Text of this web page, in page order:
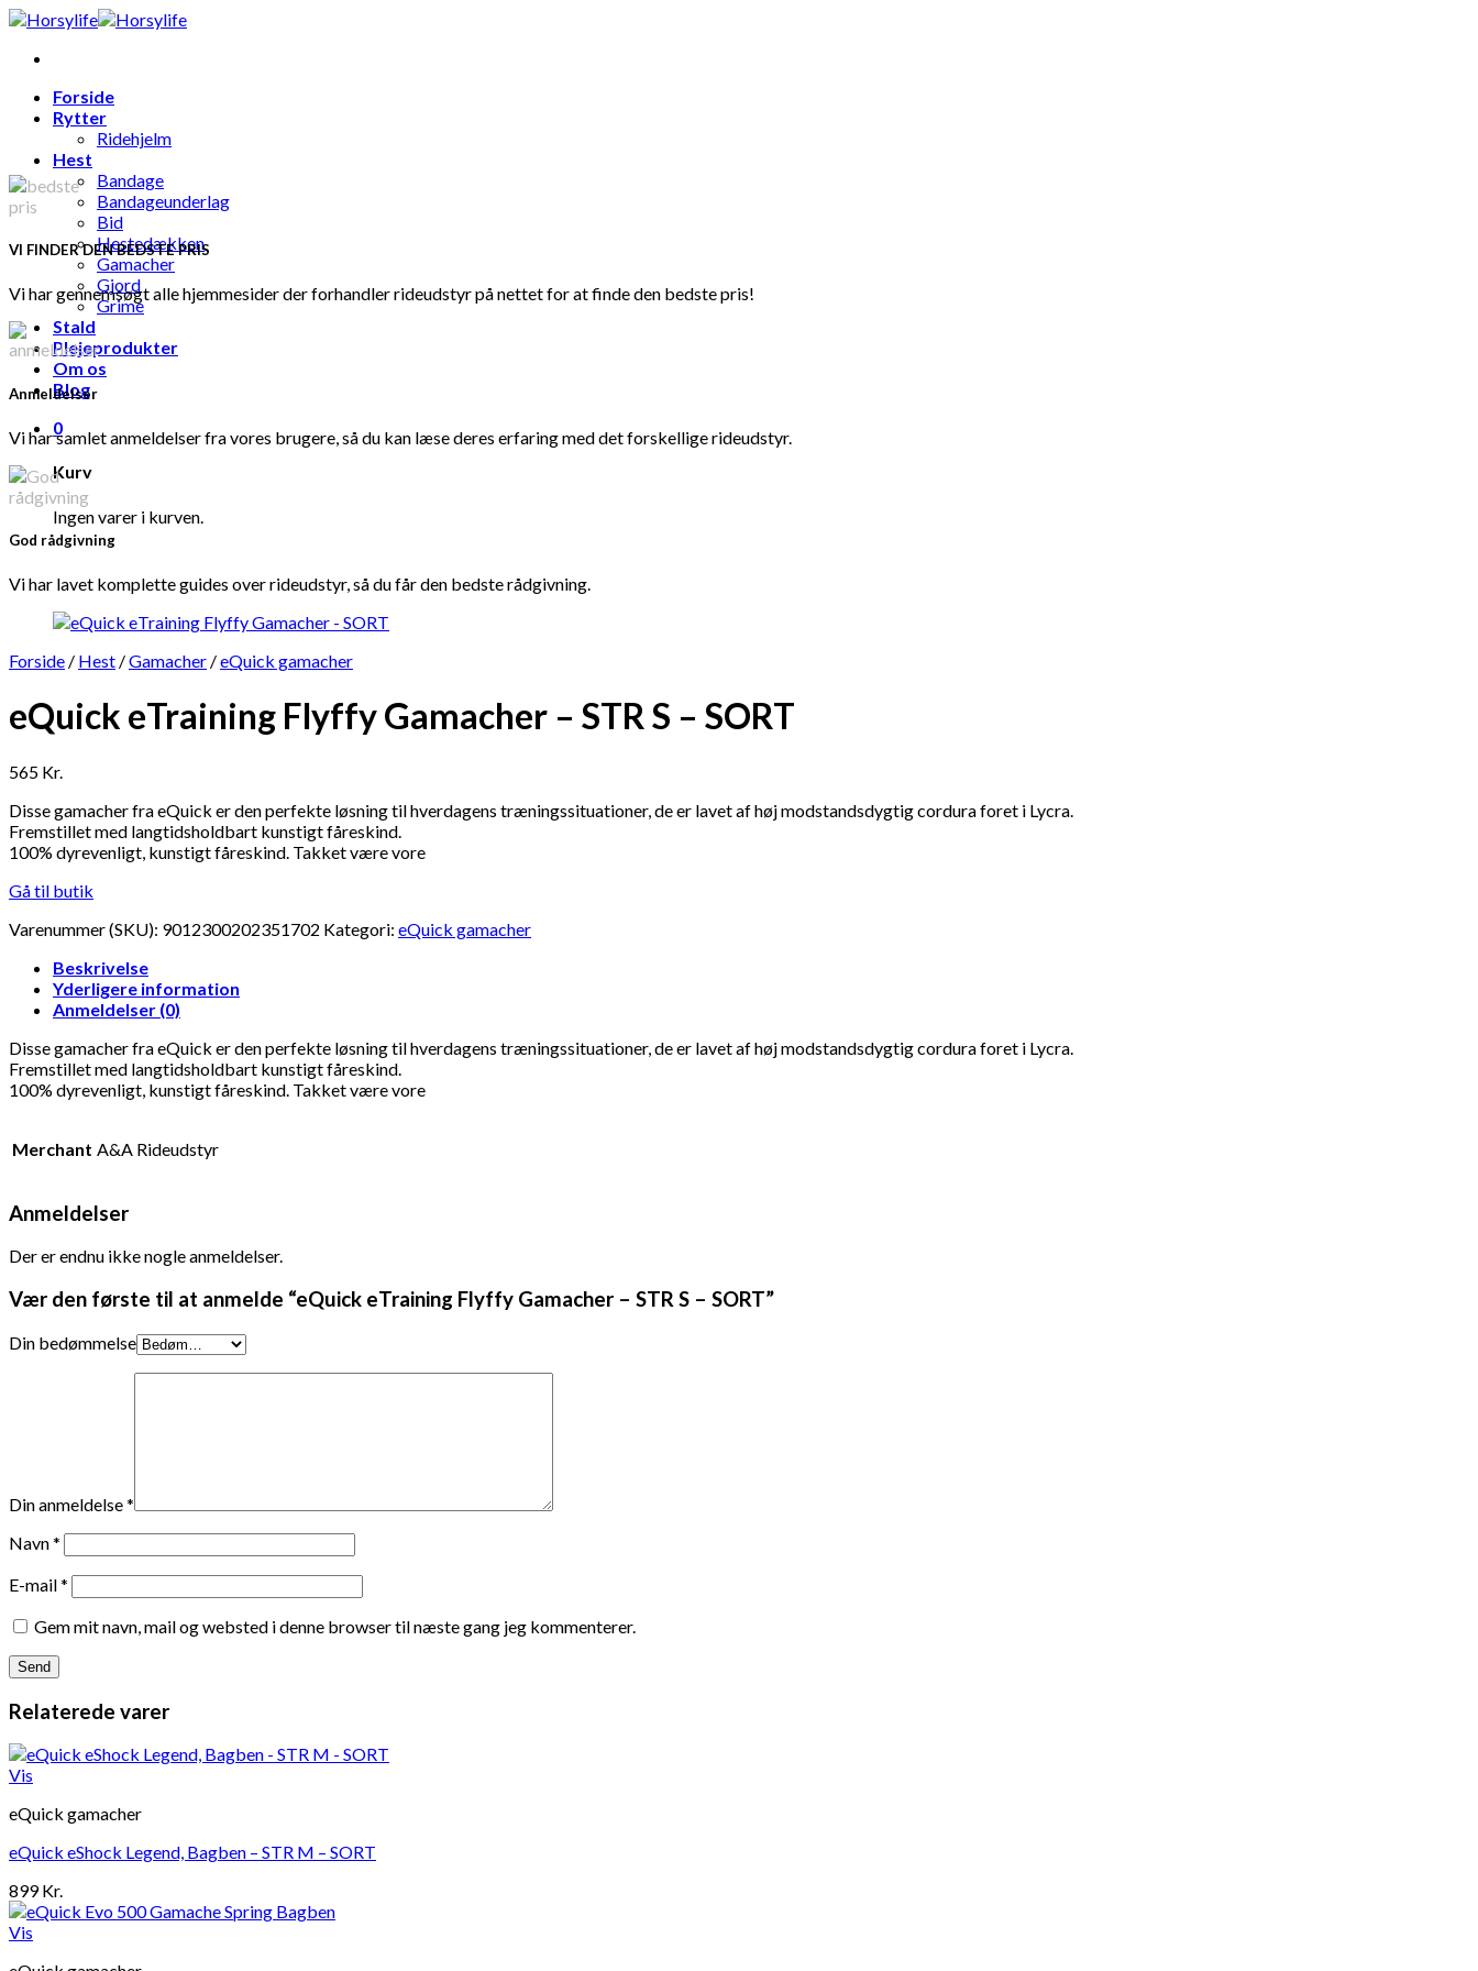
Skip
content
Forside
Rytter
Ridehjelm
Hest
Bandage
Bandageunderlag
Bid
Hestedækken
Gamacher
Gjord
Grime
Stald
Plejeprodukter
Om os
Blog
0
Kurv
Ingen varer i kurven.
VI FINDER DEN BEDSTE PRIS
Vi har gennemsøgt alle hjemmesider der forhandler rideudstyr på nettet for at finde den bedste pris!
Anmeldelser
Vi har samlet anmeldelser fra vores brugere, så du kan læse deres erfaring med det forskellige rideudstyr.
God rådgivning
Vi har lavet komplette guides over rideudstyr, så du får den bedste rådgivning.
Forside / Hest /Gamacher /eQuick gamacher
eQuick eTraining Flyffy Gamacher – STR S – SORT
565 Kr.
Disse gamacher fra eQuick er den perfekte løsning til hverdagens træningssituationer, de er lavet af høj modstandsdygtig cordura foret i Lycra.
Fremstillet med langtidsholdbart kunstigt fåreskind.
100% dyrevenligt, kunstigt fåreskind. Takket være vore
Gå til butik
Varenummer (SKU): 9012300202351702 Kategori: eQuick gamacher
Beskrivelse
Yderligere information
Anmeldelser (0)
Disse gamacher fra eQuick er den perfekte løsning til hverdagens træningssituationer, de er lavet af høj modstandsdygtig cordura foret i Lycra.
Fremstillet med langtidsholdbart kunstigt fåreskind.
100% dyrevenligt, kunstigt fåreskind. Takket være vore
Merchant A&A Rideudstyr
Anmeldelser
Der er endnu ikke nogle anmeldelser.
Vær den første til at anmelde “eQuick eTraining Flyffy Gamacher – STR S – SORT”
Din bedømmelse
Din anmeldelse*
Navn*
E-mail*
Gem mit navn, mail og websted i denne browser til næste gang jeg kommenterer.
Relaterede varer
Vis
eQuick gamacher
eQuick eShock Legend, Bagben – STR M – SORT
899Kr.
Vis